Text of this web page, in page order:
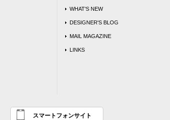
WHAT'S NEW
DESIGNER'S BLOG
MAIL MAGAZINE
LINKS
スマートフォンサイト